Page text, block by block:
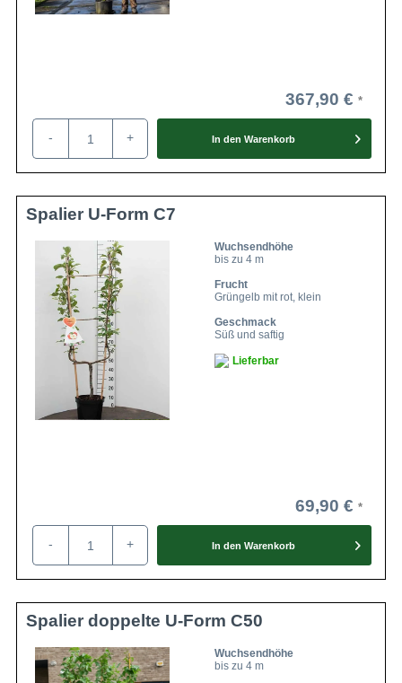
367,90 €
- + In den Warenkorb
Spalier U-Form C7
Wuchsendhöhe
bis zu 4 m
Frucht
Grüngelb mit rot, klein
Geschmack
Süß und saftig
Lieferbar
69,90 €
- + In den Warenkorb
Spalier doppelte U-Form C50
Wuchsendhöhe
bis zu 4 m